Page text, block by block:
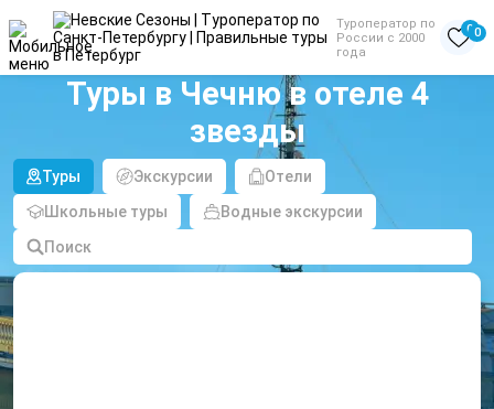
Туроператор по
России с 2000
года
00
Туры в Чечню в отеле 4
звезды
Туры Экскурсии
Отели
Школьные туры
Водные экскурсии
Поиск